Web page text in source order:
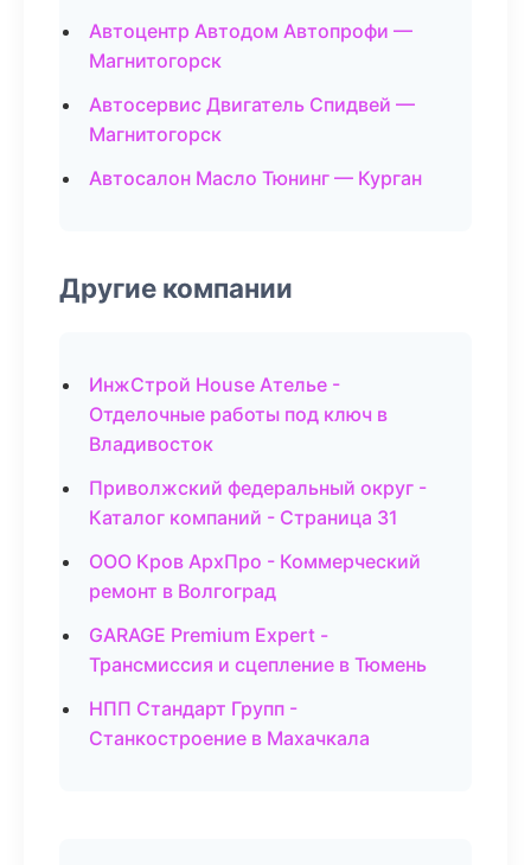
Автоцентр Автодом Автопрофи —
Магнитогорск
Автосервис Двигатель Спидвей —
Магнитогорск
Автосалон Масло Тюнинг — Курган
Другие компании
ИнжСтрой House Ателье -
Отделочные работы под ключ в
Владивосток
Приволжский федеральный округ -
Каталог компаний - Страница 31
ООО Кров АрхПро - Коммерческий
ремонт в Волгоград
GARAGE Premium Expert -
Трансмиссия и сцепление в Тюмень
НПП Стандарт Групп -
Станкостроение в Махачкала